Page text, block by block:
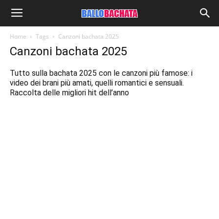
Home Tags Canzoni bachata 2025
Canzoni bachata 2025
Tutto sulla bachata 2025 con le canzoni più famose: i
video dei brani più amati, quelli romantici e sensuali.
Raccolta delle migliori hit dell’anno